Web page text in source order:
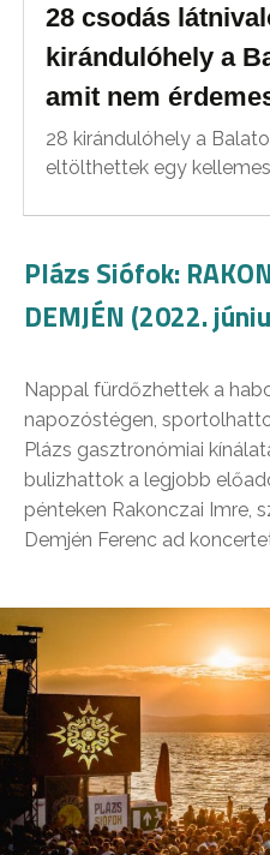
28 csodás
kirándulóhely a
amit nem
28 kirándulóhely a
eltölthettek egy
Plázs Siófok:
DEMJÉN (2022.
Nappal fürdőzhettek a
napozóstégen,
Plázs gasztronómiai
bulizhattok a legjobb
pénteken Rakonczai Imre,
Demjén Ferenc ad